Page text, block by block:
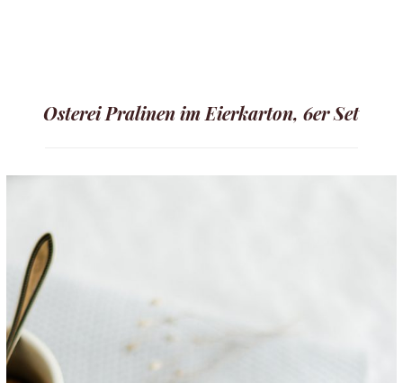
Osterei Pralinen im Eierkarton, 6er Set